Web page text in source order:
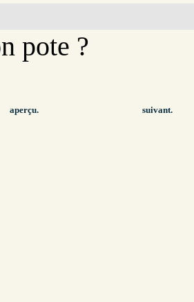
pote ?
aperçu. suivant.